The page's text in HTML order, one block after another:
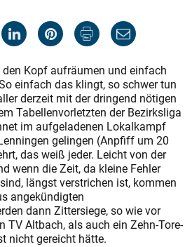
Kopf aufräumen und einfach
einfach das klingt, so schwer tun
derzeit mit der dringend nötigen
Tabellenvorletzten der Bezirksliga
im aufgeladenen Lokalkampf
gelingen (Anpfiff um 20
das weiß jeder. Leicht von der
wenn die Zeit, da kleine Fehler
längst verstrichen ist, kommen
angekündigten
dann Zittersiege, so wie vor
TV Altbach, als auch ein Zehn-Tore-
nicht gereicht hätte.